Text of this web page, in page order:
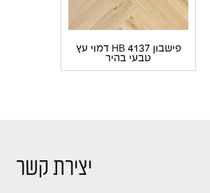
פישבון 4137 HB דמוי עץ
טבעי בהיר
יצירת קשר